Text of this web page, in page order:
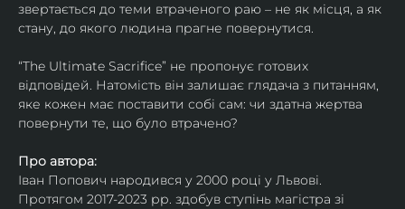
звертається до теми втраченого раю – не як місця, а як
стану, до якого людина прагне повернутися.
“The Ultimate Sacrifice” не пропонує готових
відповідей. Натомість він залишає глядача з питанням,
яке кожен має поставити собі сам: чи здатна жертва
повернути те, що було втрачено?
Про автора:
Іван Попович народився у 2000 році у Львові.
Протягом 2017-2023 рр. здобув ступінь магістра зі